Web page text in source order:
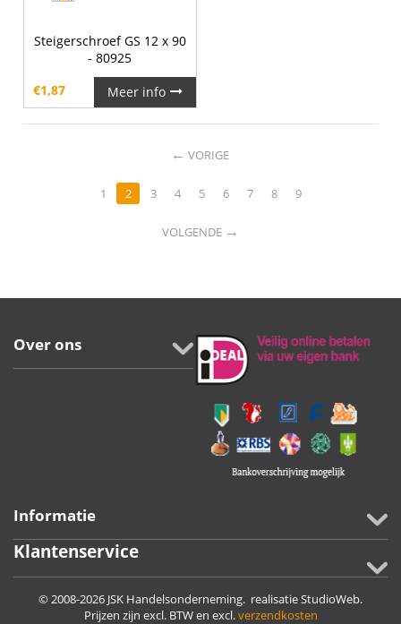
Steigerschroef GS 12 x 90
- 80925
€1,87 Meer info
← VORIGE
1 2 3 4 5 6 7 8 9
VOLGENDE →
Over ons
Informatie
Klantenservice
© 2008-2026 JSK Handelsonderneming. realisatieStudioWeb.
Prijzen zijn excl. BTW en excl.verzendkosten